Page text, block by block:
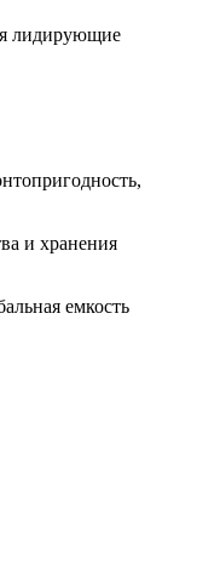
лидирующие
и хранения
емкость